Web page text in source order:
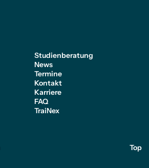
Studienberatung
News
Termine
Kontakt
Karriere
FAQ
TraiNex
Top